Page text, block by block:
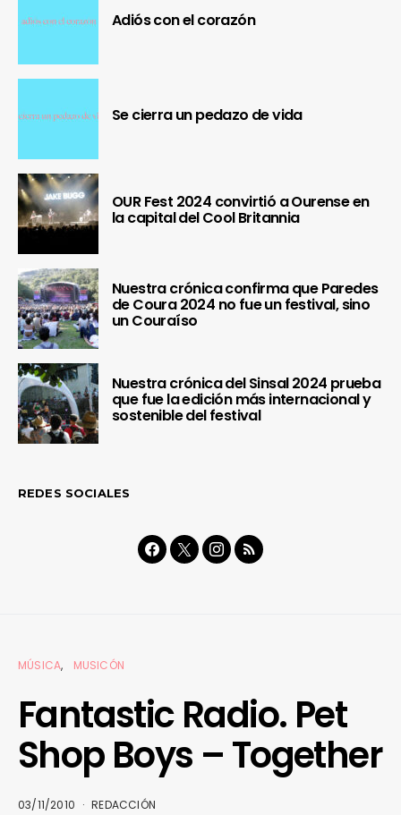
Adiós con el corazón
Se cierra un pedazo de vida
OUR Fest 2024 convirtió a Ourense en
la capital del Cool Britannia
Nuestra crónica confirma que Paredes
de Coura 2024 no fue un festival, sino
un Couraíso
Nuestra crónica del Sinsal 2024 prueba
que fue la edición más internacional y
sostenible del festival
REDES SOCIALES
MÚSICA MUSICÓN
Fantastic Radio. Pet
Shop Boys – Together
03/11/2010 REDACCIÓN